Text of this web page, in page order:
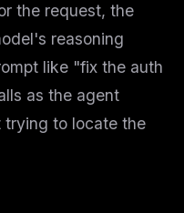
the request, the
reasoning
like "fix the auth
as the agent
trying to locate the